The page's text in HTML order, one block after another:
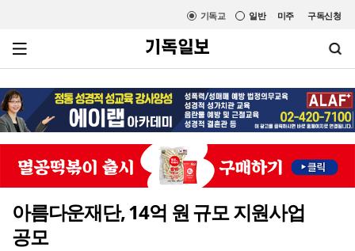
미주 구독신청
일반
기독교
아름다운재단, 14억 원 규모 지원사업
공모